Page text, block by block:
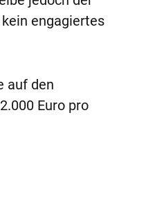
engagiertes
auf den
Euro pro